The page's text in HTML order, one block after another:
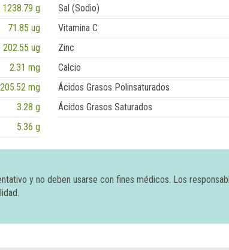
1238.79 g Sal (Sodio)
71.85 ug Vitamina C
202.55 ug Zinc
2.31 mg Calcio
205.52 mg Ácidos Grasos Polinsaturados
3.28 g Ácidos Grasos Saturados
5.36 g
y no deben usarse con fines médicos. Los